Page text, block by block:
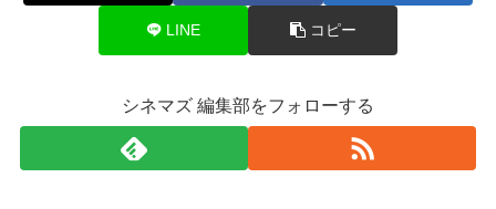
LINE コピー
シネマズ 編集部をフォローする